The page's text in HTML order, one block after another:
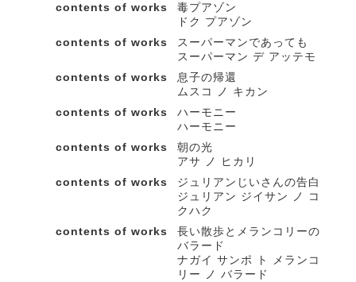
contents of works
毒プアゾン
ドク プアゾン
contents of works
スーパーマンであっても
スーパーマン デ アッテモ
contents of works
息子の帰還
ムスコ ノ キカン
contents of works
ハーモニー
ハーモニー
contents of works
朝の光
アサ ノ ヒカリ
contents of works
ジュリアンじいさんの告白
ジュリアン ジイサン ノ コ
クハク
contents of works
長い散歩とメランコリーの
バラード
ナガイ サンポ ト メランコ
リー ノ バラード